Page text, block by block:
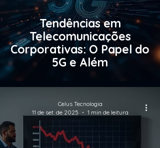
Tendências em
Telecomunicações
Corporativas: O Papel do
5G e Além
Celus Tecnologia
11 de set. de 2025
1 min de leitura